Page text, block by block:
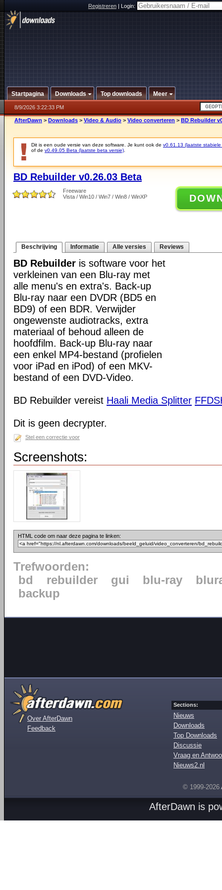
Registreren|Login:
Startpagina Downloads Top downloads Meer
8/9/2026 3:22:33 PM
AfterDawn > Downloads > Video & Audio > Video converteren > BD Rebuilder
Dit is een oude versie van deze software. Je kunt ook de v0.61.13 (laatste stabiele
of de v0.49.05 Beta (laatste beta versie)
BD Rebuilder v0.26.03 Beta
Freeware
Vista / Win10 / Win7 / Win8 / WinXP
Beschrijving Informatie Alle versies Reviews
BD Rebuilder is software voor het
verkleinen van een Blu-ray met
alle menu's en extra's. Back-up
Blu-ray naar een DVDR (BD5 en
BD9) of een BDR. Verwijder
ongewenste audiotracks, extra
materiaal of behoud alleen de
hoofdfilm. Back-up Blu-ray naar
een enkel MP4-bestand (profielen
voor iPad en iPod) of een MKV-
bestand of een DVD-Video.
BD Rebuilder vereist Haali Media Splitter
Dit is geen decrypter.
Stel een correctie voor
Screenshots:
HTML code om naar deze pagina te linken:
Trefwoorden:
bd
rebuilder gui blu-ray
backup
Over AfterDawn
Feedback
Sections:
Nieuws
Downloads
Top Downloads
Discussie
Vraag en
Nieuws2.nl
© 1999-2026
AfterDawn is